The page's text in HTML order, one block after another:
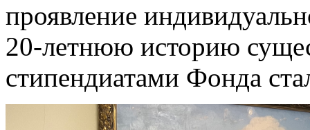
проявление
20-летнюю историю
стипендиатами Фонда